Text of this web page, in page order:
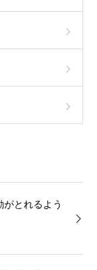
がとれるよう